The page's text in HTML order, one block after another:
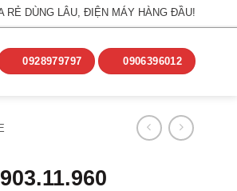
RẺ DÙNG LÂU, ĐIỆN MÁY HÀNG ĐẦU!
0928979797 0906396012